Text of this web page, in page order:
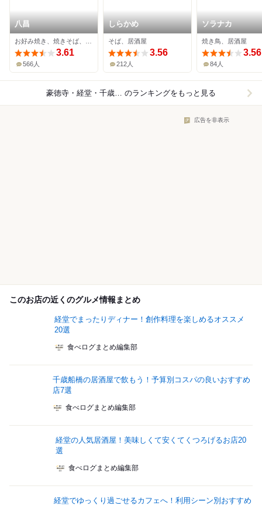
八昌
3.61
566人
しらかめ
そば、居酒屋
3.56
212人
ソラナカ
焼き鳥、居酒屋
3.56
84人
豪徳寺・経堂・千歳船橋×和食 のランキングをもっと見る
広告を非表示
このお店の近くのグルメ情報まとめ
経堂でまったりディナー！創作料理を楽しめるオススメ
20選
食べログまとめ編集部
千歳船橋の居酒屋で飲もう！予算別コスパの良いおすすめ
店7選
食べログまとめ編集部
経堂の人気居酒屋！美味しくて安くてくつろげるお店20
選
食べログまとめ編集部
経堂でゆっくり過ごせるカフェへ！利用シーン別おすすめ